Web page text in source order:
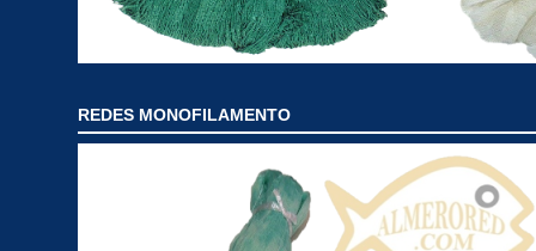
REDES MONOFILAMENTO